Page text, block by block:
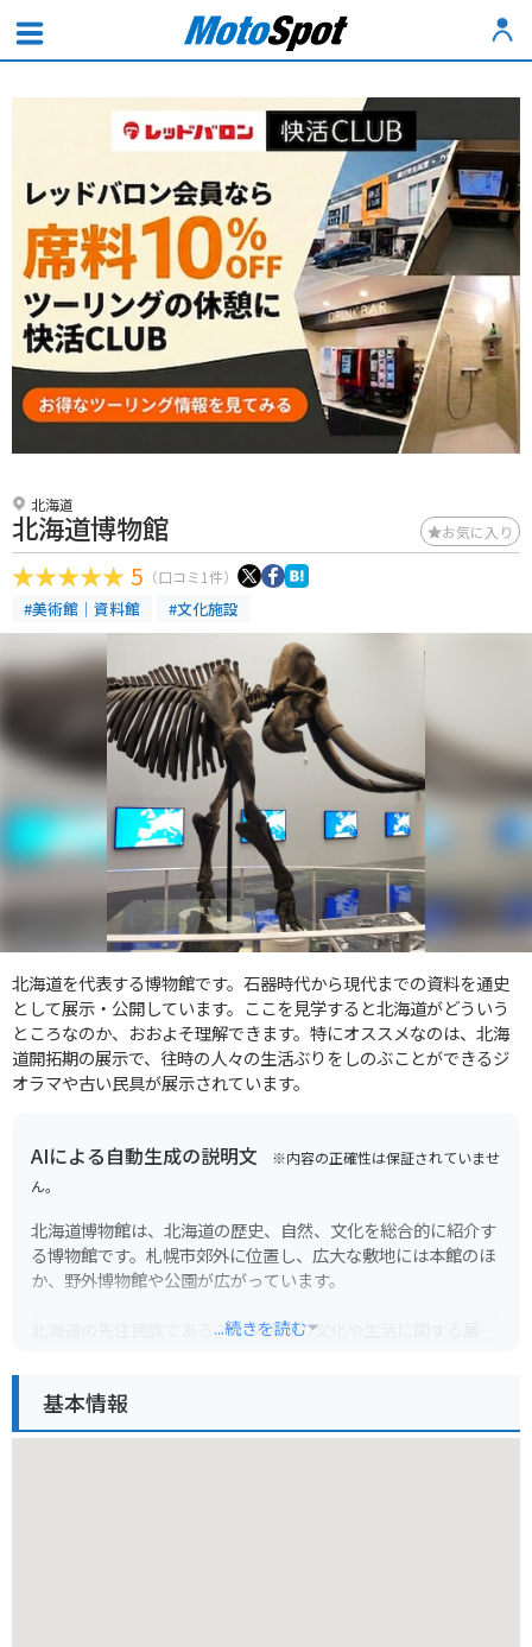
北海道
北海道博物館 お気に入り
5 （口コミ1件）
#美術館｜資料館 #文化施設
北海道を代表する博物館です。石器時代から現代までの資料を通史
として展示・公開しています。ここを見学すると北海道がどういう
ところなのか、おおよそ理解できます。特にオススメなのは、北海
道開拓期の展示で、往時の人々の生活ぶりをしのぶことができるジ
オラマや古い民具が展示されています。
AIによる自動生成の説明文 ※内容の正確性は保証されていませ
ん。
北海道博物館は、北海道の歴史、自然、文化を総合的に紹介す
る博物館です。札幌市郊外に位置し、広大な敷地には本館のほ
か、野外博物館や公園が広がっています。
北海道の先住民族であるアイヌ民族の文化や生活に関する展示
バイクで行く場合は、札幌市内から約30分とアクセスも良好で
...続きを読む
基本情報